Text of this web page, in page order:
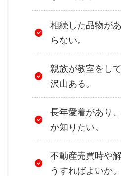
相続した品物が
らない。
親族が教室をし
沢山ある。
長年愛着があり
か知りたい。
不動産売買時や
うすればよいか。